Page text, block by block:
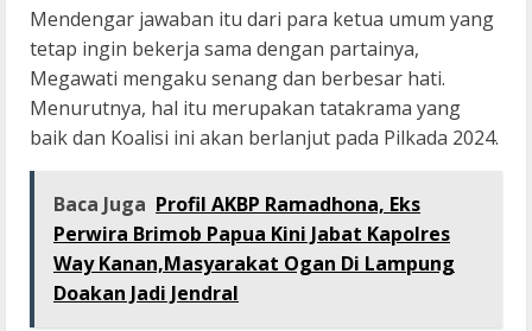
Mendengar jawaban itu dari para ketua umum yang
tetap ingin bekerja sama dengan partainya,
Megawati mengaku senang dan berbesar hati.
Menurutnya, hal itu merupakan tatakrama yang
baik dan Koalisi ini akan berlanjut pada Pilkada 2024.
Baca Juga Profil AKBP Ramadhona, Eks
Perwira Brimob Papua Kini Jabat Kapolres
Way Kanan,Masyarakat Ogan Di Lampung
Doakan Jadi Jendral